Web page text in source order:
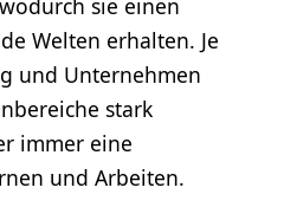
sie einen
Welten erhalten. Je
und Unternehmen
stark
immer eine
und Arbeiten.